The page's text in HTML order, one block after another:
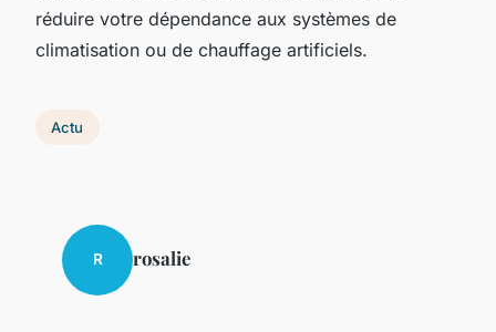
réduire votre dépendance aux systèmes de
climatisation ou de chauffage artificiels.
Actu
R rosalie